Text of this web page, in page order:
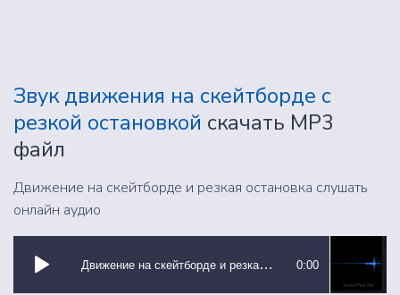
Звук движения на скейтборде с
резкой остановкой скачать MP3
файл
Движение на скейтборде и резкая остановка слушать
онлайн аудио
Движение на скейтборде и резкая остановка 0:00